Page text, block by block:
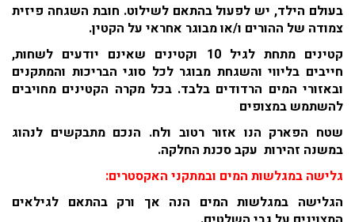
בעולם הילד, יש לפעול בהתאם לשילוט. חובת השגחה פיזית
צמודה של ההורים ו/או מבוגר אחראי על הקטין.
קטינים מתחת לגיל 10 וקטינים שאינם יודעים לשחות,
חייבים בליווי והשגחת מבוגר לכל סוגי הבריכות והמתקנים
ובאזורי המים הרדודים בלבד. בכל מקרה הקטינים מחויבים
להשתמש במצופים
שטח הפארק הנו אזור רטוב ולח. הנכם מתבקשים לנהוג
במשנה זהירות עקב סכנת החלקה.
גלישה במגלשות המים ובמתקני האקסטרים:
הגלישה במגלשות המים הנה אך ורק בהתאם לגילאים